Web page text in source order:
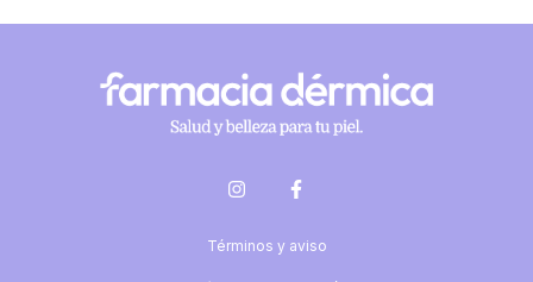
Términos y aviso